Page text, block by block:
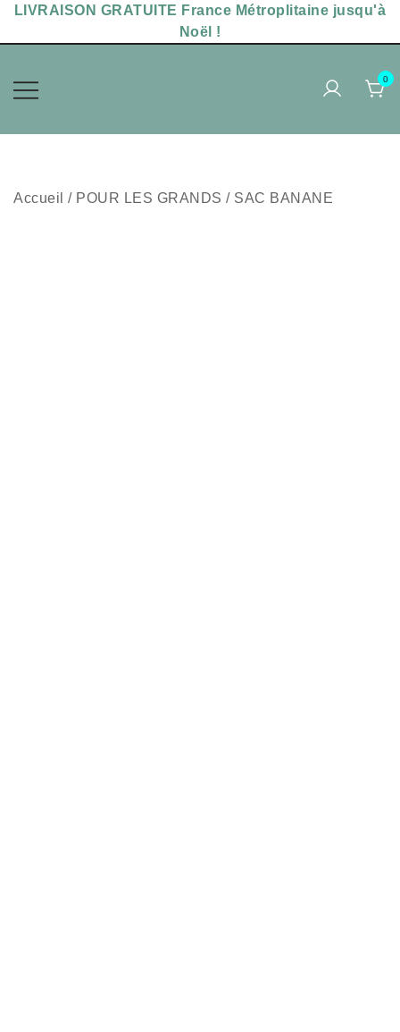
SkipLIVRAISON GRATUITE France Métroplitaine jusqu'à
Noël !
0
Accueil / POUR LES GRANDS / SAC BANANE